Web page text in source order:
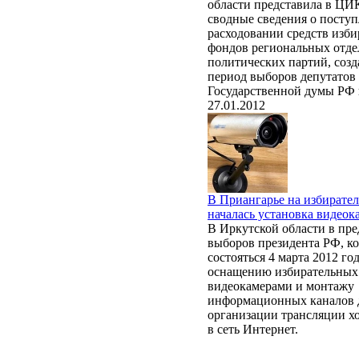
области представила в
сводные сведения о
расходовании средств
фондов региональных
политических партий,
период выборов депутатов
Государственной думы РФ
27.01.2012
В Приангарье на
началась установка
В Иркутской области в
выборов президента РФ,
состояться 4 марта 2012
оснащению избирательных
видеокамерами и монтажу
информационных каналов
организации трансляции
в сеть Интернет.